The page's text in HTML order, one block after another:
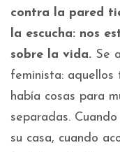
contra la pared
la escucha: nos
sobre la vida. Se
feminista: aquellos
había cosas para
separadas.
su casa, cuando